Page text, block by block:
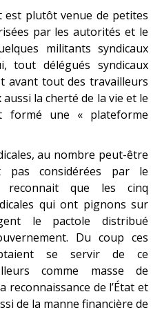
est plutôt venue de petites
par les autorités et le
militants syndicaux
tout délégués syndicaux
avant tout des travailleurs
la cherté de la vie et le
formé une « plateforme
au nombre peut-être
pas considérées par le
reconnait que les cinq
qui ont pignons sur
le pactole distribué
Du coup ces
se servir de ce
comme masse de
de l’État et
de la manne financière de